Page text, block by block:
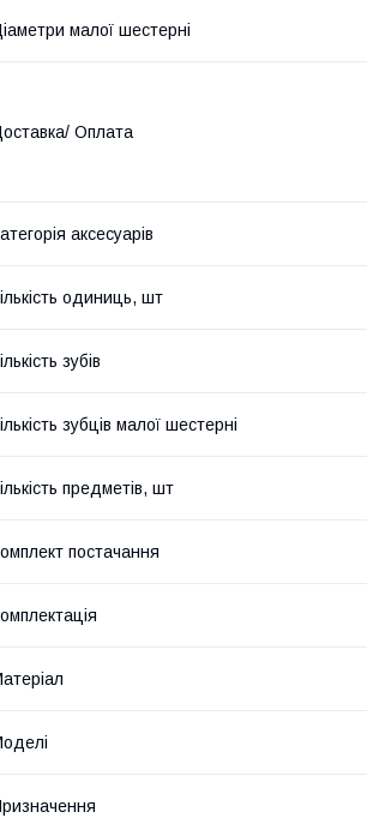
малої шестерні
Оплата
аксесуарів
одиниць, шт
зубів
зубців малої шестерні
предметів, шт
постачання